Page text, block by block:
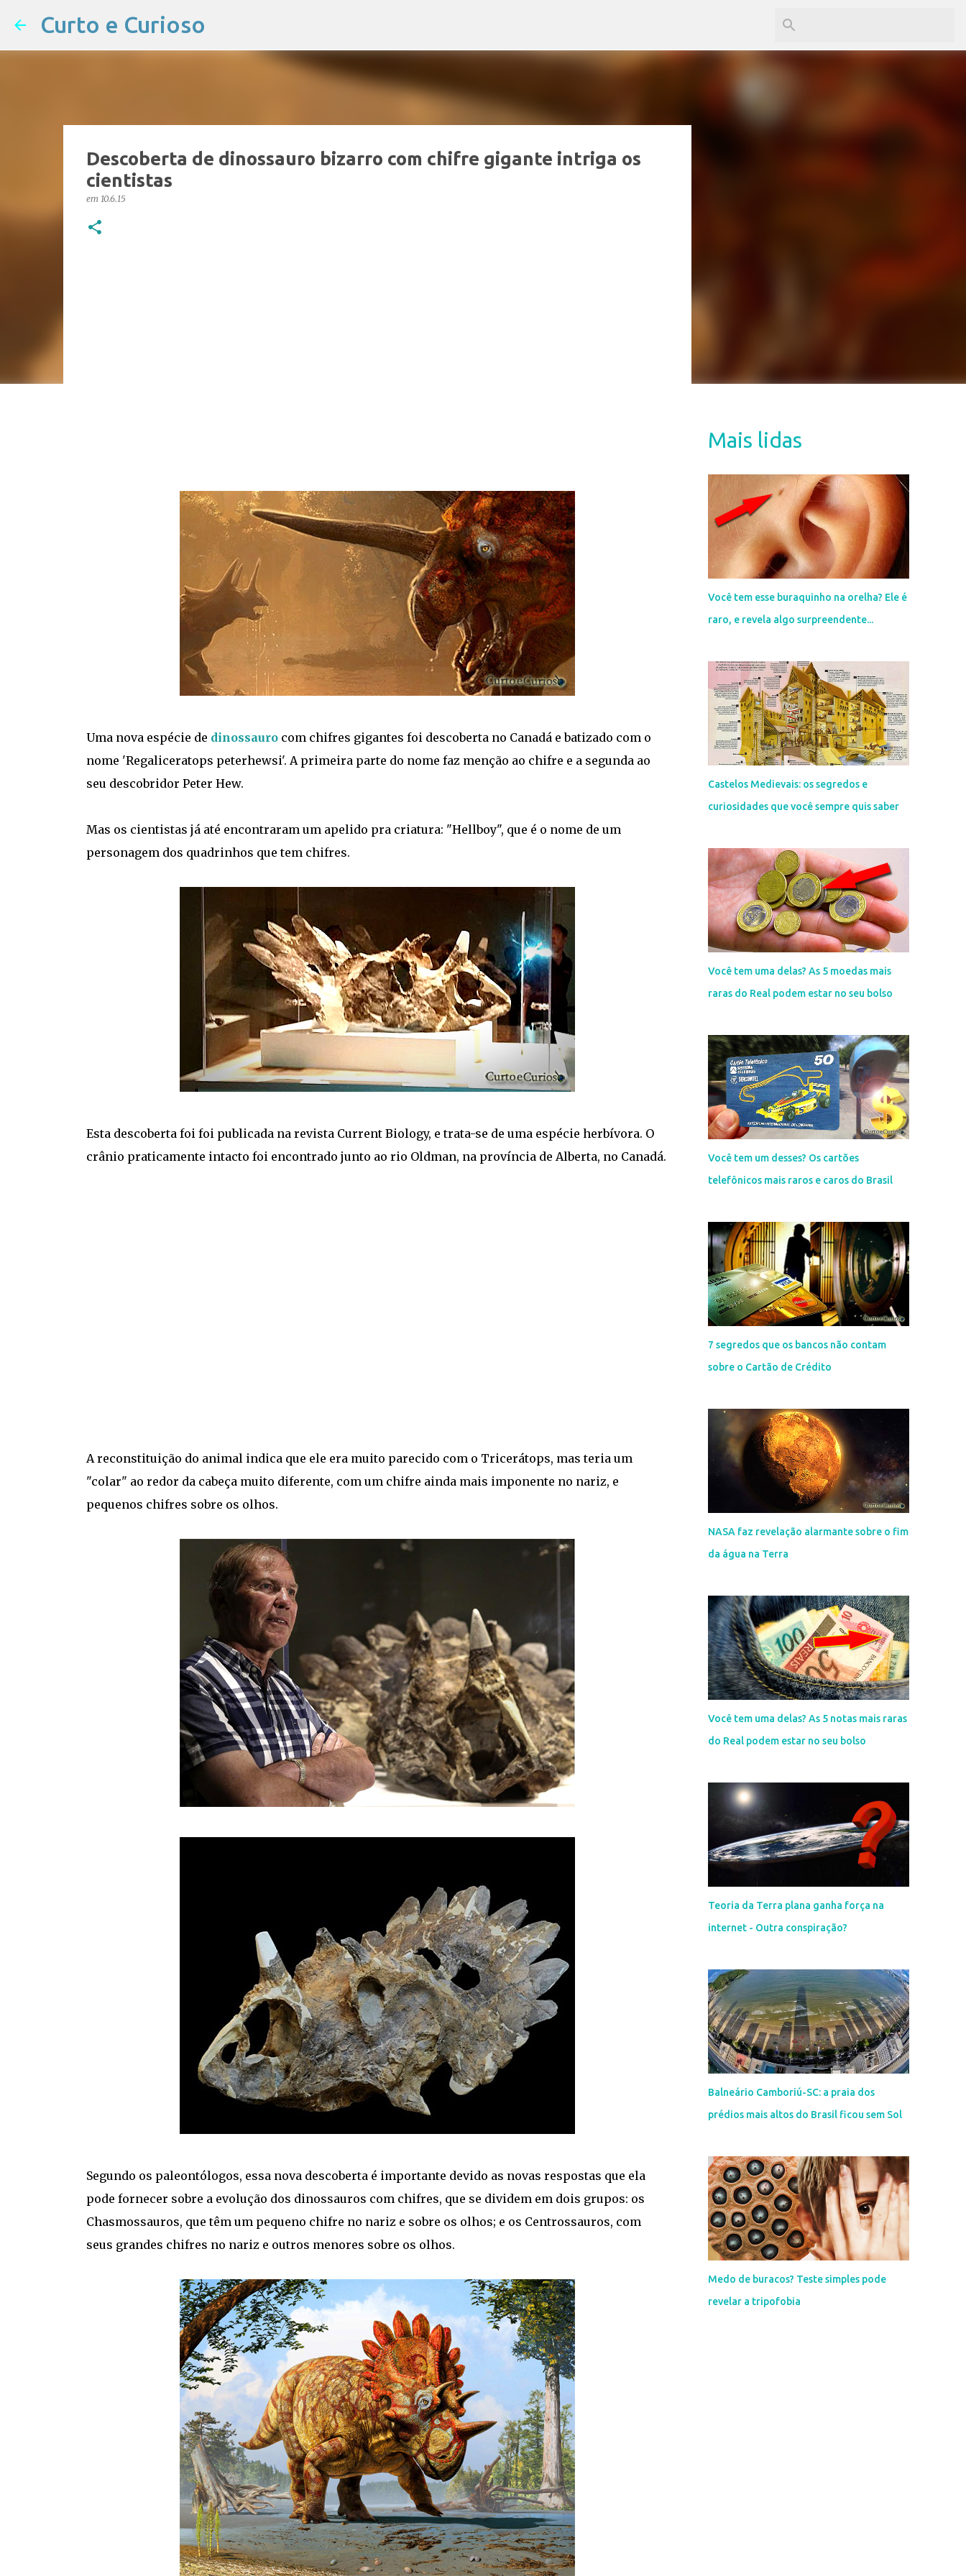
Curto e Curioso
Descoberta de dinossauro bizarro com chifre gigante intriga os
cientistas
em 10.6.15
Uma nova espécie de dinossaurocom chifres gigantes foi descoberta no Canadá e batizado com o
nome 'Regaliceratops peterhewsi'. A primeira parte do nome faz menção ao chifre e a segunda ao
seu descobridor Peter Hew.
Mas os cientistas já até encontraram um apelido pra criatura: "Hellboy", que é o nome de um
personagem dos quadrinhos que tem chifres.
Esta descoberta foi foi publicada na revista Current Biology, e trata-se de uma espécie herbívora. O
crânio praticamente intacto foi encontrado junto ao rio Oldman, na província de Alberta, no Canadá.
A reconstituição do animal indica que ele era muito parecido com o Tricerátops, mas teria um
"colar" ao redor da cabeça muito diferente, com um chifre ainda mais imponente no nariz, e
pequenos chifres sobre os olhos.
Segundo os paleontólogos, essa nova descoberta é importante devido as novas respostas que ela
pode fornecer sobre a evolução dos dinossauros com chifres, que se dividem em dois grupos: os
Chasmossauros, que têm um pequeno chifre no nariz e sobre os olhos; e os Centrossauros, com
seus grandes chifres no nariz e outros menores sobre os olhos.
Mais lidas
Você tem esse buraquinho na orelha? Ele é
raro, e revela algo surpreendente...
Castelos Medievais: os segredos e
curiosidades que você sempre quis saber
Você tem uma delas? As 5 moedas mais
raras do Real podem estar no seu bolso
Você tem um desses? Os cartões
telefônicos mais raros e caros do Brasil
7 segredos que os bancos não contam
sobre o Cartão de Crédito
NASA faz revelação alarmante sobre o fim
da água na Terra
Você tem uma delas? As 5 notas mais raras
do Real podem estar no seu bolso
Teoria da Terra plana ganha força na
internet - Outra conspiração?
Balneário Camboriú-SC: a praia dos
prédios mais altos do Brasil ficou sem Sol
Medo de buracos? Teste simples pode
revelar a tripofobia